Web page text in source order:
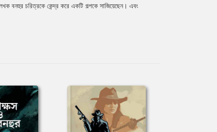
বনহুর চরিত্রকে কেন্দ্র করে একটি গল্পকে সাজিয়েছেন। এবং